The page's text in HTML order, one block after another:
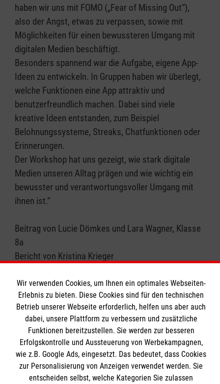
haben wir uns mit FOMO („Fear of Missing Out“),
also der Angst, etwas zu verpassen, sowie mit
Möglichkeiten für einen bewussteren Umgang mit
digitalen Medien beschäftigt.
Besonders spannend war die Aufgabe, eigene App-
Ideen zu entwickeln. In Gruppen haben wir überlegt,
welche Funktionen eine App attraktiv und
benutzerfreundlich machen. Dabei sind viele
kreative Ideen entstanden, zum Beispiel
Belohnungssysteme, Streaks, Chatfunktionen oder
Erinnerungen.
Der Workshop hat uns gezeigt, wie stark digitale
Medien unseren Alltag prägen und wie wichtig ein
bewusster und verantwortungsvoller Umgang mit
ihnen ist.“
Beitrag von Lucie Dömkes und Lara Wagner, Klasse
8a
Bericht von Kristina Krieger
Das St.-Bernhard-Gymnasium
Wir verwenden Cookies, um Ihnen ein optimales Webseiten-
Erlebnis zu bieten. Diese Cookies sind für den technischen
Betrieb unserer Webseite erforderlich, helfen uns aber auch
dabei, unsere Plattform zu verbessern und zusätzliche
Funktionen bereitzustellen. Sie werden zur besseren
Erfolgskontrolle und Aussteuerung von Werbekampagnen,
wie z.B. Google Ads, eingesetzt. Das bedeutet, dass Cookies
zur Personalisierung von Anzeigen verwendet werden. Sie
entscheiden selbst, welche Kategorien Sie zulassen